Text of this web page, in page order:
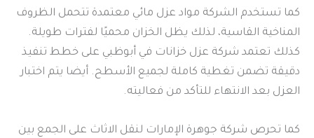
كما تستخدم الشركة مواد عزل مائي معتمدة تتحمل الظروف
المناخية القاسية، لذلك يظل الخزان محميًا لفترات طويلة.
كذلك تعتمد شركة عزل خزانات في أبوظبي على خطط تنفيذ
دقيقة تضمن تغطية كاملة لجميع الأسطح. أيضا يتم اختبار
العزل بعد الانتهاء للتأكد من فعاليته.
كما تحرص شركة جوهرة الإمارات لنقل الاثاث على الجمع بين